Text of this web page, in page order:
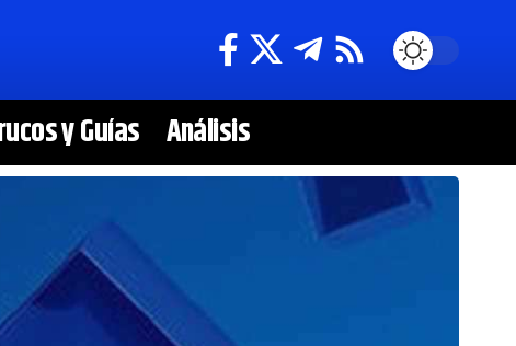
y Guías Análisis